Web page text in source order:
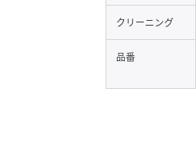
クリーニング
品番